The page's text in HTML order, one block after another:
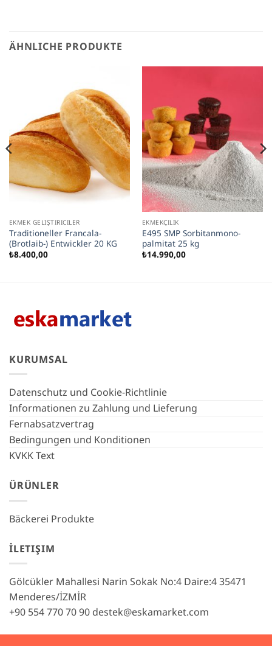
ÄHNLICHE PRODUKTE
EKMEK GELIŞTIRICILER
Traditioneller Francala-
(Brotlaib-) Entwickler 20 KG
₺8.400,00
EKMEKÇILIK
E495 SMP Sorbitanmono­
palmitat 25 kg
₺14.990,00
KURUMSAL
Datenschutz und Cookie-Richtlinie
Informationen zu Zahlung und Lieferung
Fernabsatzvertrag
Bedingungen und Konditionen
KVKK Text
ÜRÜNLER
Bäckerei Produkte
İLETIŞIM
Gölcükler Mahallesi Narin Sokak No:4 Daire:4 35471
Menderes/İZMİR
+90 554 770 70 90 destek@eskamarket.com